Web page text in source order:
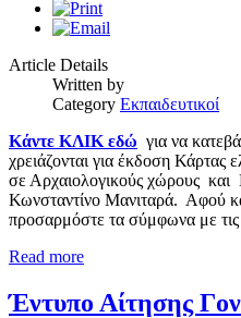
Article Details
Written by
Category Εκπαιδευτικοί
Κάντε ΚΛΙΚ εδώ για να
χρειάζονται για έκδοση Κάρτας
σε Αρχαιολογικούς χώρους
Κωνσταντίνο Μανιταρά. Αφού
προσαρμόστε τα σύμφωνα με τις
Read more
Έντυπο Αίτησης